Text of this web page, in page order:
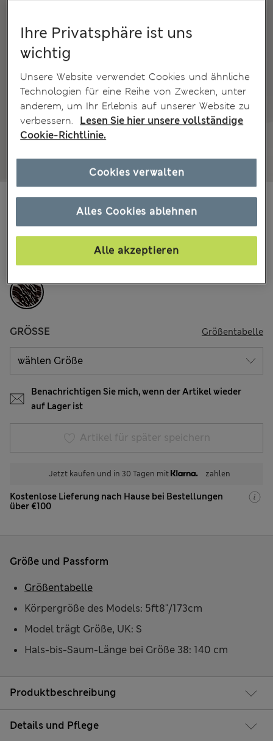
8 Bewertungen
€35.00 Alle Preise enthalten Steuern und Abgaben
Braun Meliert
Ausverkauft
GRÖSSE Größentabelle
Benachrichtigen Sie mich, wenn der Artikel wieder
auf Lager ist
Artikel für später speichern
Jetzt kaufen und in 30 Tagen mit zahlen
Kostenlose Lieferung nach Hause bei Bestellungen
über €100
Produktbeschreibung
Details und Pflege
Größe und Passform
Körpergröße des Models: 5ft8"/173cm
Model trägt Größe, UK: S
Hals-bis-Saum-Länge bei Größe 38: 140 cm
Größentabelle
Ihre Privatsphäre ist uns
wichtig
Unsere Website verwendet Cookies und ähnliche
Technologien für eine Reihe von Zwecken, unter
anderem, um Ihr Erlebnis auf unserer Website zu
verbessern.
Lesen Sie hier unsere vollständige
Cookie-Richtlinie.
Alles Cookies ablehnen
Alle akzeptieren
Cookies verwalten